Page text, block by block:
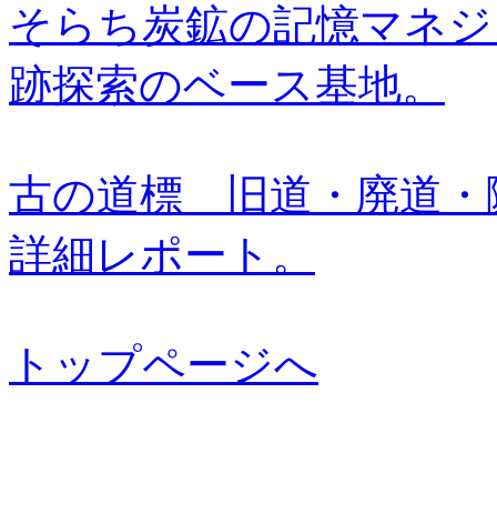
そらち炭鉱の記憶マネ
跡探索のベース基地。
古の道標 旧道・廃道・
詳細レポート。
トップページへ